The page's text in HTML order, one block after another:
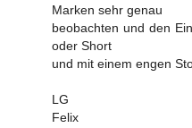
Marken sehr genau
beobachten und den
oder Short
und mit einem engen
LG
Felix